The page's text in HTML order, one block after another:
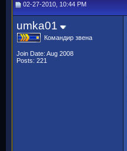
02-27-2010, 10:44 PM
umka01
Командир звена
Join Date: Aug 2008
Posts: 221